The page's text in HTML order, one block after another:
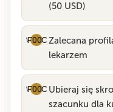
(50 USD)
Zalecana
lekarzem
Ubieraj się
szacunku dla